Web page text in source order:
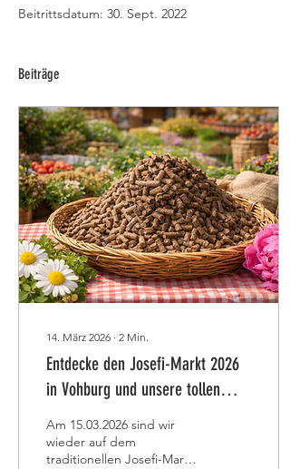
Beitrittsdatum: 30. Sept. 2022
Beiträge
14. März 2026 ∙ 2 Min.
Entdecke den Josefi-Markt 2026
in Vohburg und unsere tollen
Naturprodukte fürs Frühjahr
Am 15.03.2026 sind wir
wieder auf dem
traditionellen Josefi-Markt